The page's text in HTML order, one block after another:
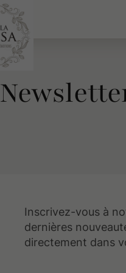
Inscrivez-vous à
dernières
directement dans